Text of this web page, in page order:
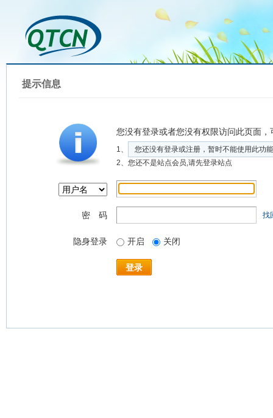
提示信息
您没有登录或者您没有权限访问此页面
1、
您还没有登录或注册，暂时不能使用此功
2、您还不是站点会员,请先登录站点
密 码 找
隐身登录 开启 关闭
登录